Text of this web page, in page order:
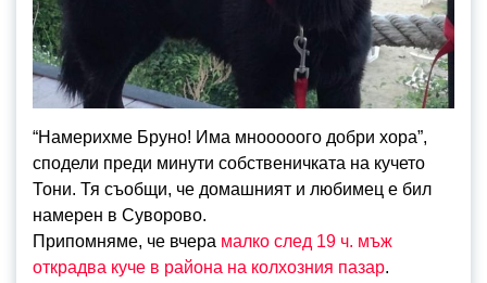
“Намерихме Бруно! Има мнооооого добри хора”,
сподели преди минути собственичката на кучето
Тони. Тя съобщи, че домашният и любимец е бил
намерен в Суворово.
Припомняме, че вчера малко след 19 ч. мъж
открадва куче в района на колхозния пазар.